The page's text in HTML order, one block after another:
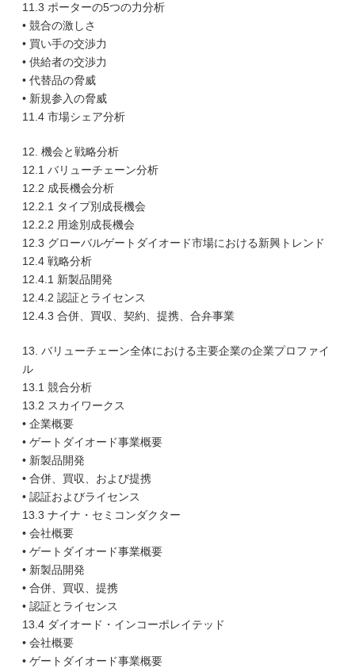
11.3 ポーターの5つの力分析
• 競合の激しさ
• 買い手の交渉力
• 供給者の交渉力
• 代替品の脅威
• 新規参入の脅威
11.4 市場シェア分析
12. 機会と戦略分析
12.1 バリューチェーン分析
12.2 成長機会分析
12.2.1 タイプ別成長機会
12.2.2 用途別成長機会
12.3 グローバルゲートダイオード市場における新興トレンド
12.4 戦略分析
12.4.1 新製品開発
12.4.2 認証とライセンス
12.4.3 合併、買収、契約、提携、合弁事業
13. バリューチェーン全体における主要企業の企業プロファイ
ル
13.1 競合分析
13.2 スカイワークス
• 企業概要
• ゲートダイオード事業概要
• 新製品開発
• 合併、買収、および提携
• 認証およびライセンス
13.3 ナイナ・セミコンダクター
• 会社概要
• ゲートダイオード事業概要
• 新製品開発
• 合併、買収、提携
• 認証とライセンス
13.4 ダイオード・インコーポレイテッド
• 会社概要
• ゲートダイオード事業概要